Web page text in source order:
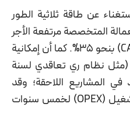
عن طاقة ثلاثية الطور
المتخصصة مرتفعة الأجر
يخفض نفقات الاستثمار (CAPEX) بنحو 35%. كما أن إمكانية
نظام ري تعاقدي لسنة
المشاريع اللاحقة؛ وقد
خفّضت هذه الميزة نفقات التشغيل (OPEX) لخمس سنوات